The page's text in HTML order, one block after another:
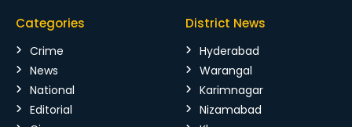
Categories
Crime
News
National
Editorial
District News
Hyderabad
Warangal
Karimnagar
Nizamabad